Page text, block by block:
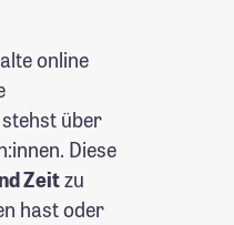
online
über
Diese
Zeitzu
hast oder